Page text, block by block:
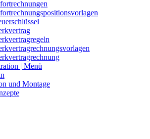
| Menü
und Montage